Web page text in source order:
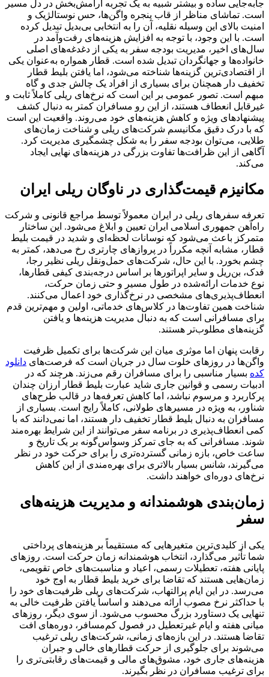
جابه‌جایی ساده و بیشتر شبیه به یک تجربه آرامش‌بخش در دل مسیر
است. تماشای مناظر از قاب پنجره واگن‌ها، حس نوستالژیک و
امنیت بالای این وسیله نقلیه، آن را به انتخابی بی‌بدیل تبدیل کرده
است. با این وجود، با توجه به افزایش هزینه‌های رفت‌وآمد در
سال‌های اخیر، مدیریت بودجه سفر به یکی از دغدغه‌های اصلی
خانواده‌ها و جهانگردان تبدیل شده است. قطار همواره به‌عنوان یکی
از اقتصادی‌ترین گزینه‌ها شناخته می‌شود، اما یافتن بلیط قطار
تخفیف دار همچنان برای بسیاری از افراد یک چالش جدی و گاه
مبهم است. تصور عمومی بر این است که نرخ‌های ریلی کاملاً ثابت و
غیرقابل انعطاف هستند، از این رو مسافران کمتر به دنبال کشف
پیشنهادهای ویژه و کاهش هزینه‌های خود می‌روند. واقعیت این است
که با درک دقیق مکانیسم شرکت‌های ریلی و شناخت زمان‌های
طلایی، می‌توان بودجه سفر را به شکل چشمگیری مدیریت کرد.
آگاهی از این ظرافت‌ها تفاوت بزرگی در هزینه‌های نهایی ایجاد
می‌کند.
مکانیزم قیمت‌گذاری در ناوگان ریلی ایران
تعرفه سفرهای ریلی در ایران معمولاً توسط مراجع قانونی و شرکت
راه‌آهن جمهوری اسلامی ایران تعیین و ابلاغ می‌شود. این ساختار
متمرکز باعث می‌شود که نوسانات لحظه‌ای و شدید در قیمت بلیط
قطار، مشابه آنچه مکرراً در پروازهای چارتری رخ می‌دهد، کمتر به
چشم بخورد. با این حال، شرکت‌های حمل‌ونقل ریلی نظیر رجا،
فدک، بن‌ریل و سایر اپراتورها بر اساس درجه‌بندی کیفی قطارها،
نوع خدمات ارائه‌شده در طول مسیر و حتی زمان حرکت،
انعطاف‌پذیری‌های مشخصی در نرخ‌گذاری خود اعمال می‌کنند.
شناخت همین تفاوت‌ها در کلاس‌های خدماتی، اولین و مهم‌ترین قدم
برای مسافرانی است که به دنبال مدیریت هزینه‌ها و یافتن
گزینه‌های مطلوب‌تر هستند.
رقابت پنهان اما موثری میان این شرکت‌ها برای تکمیل ظرفیت
واگن‌ها در روزهای خلوت سال در جریان است که فرصت‌های دانلود
کده بسیار مناسبی را برای مسافران رقم می‌زند. هرچند که در
ادبیات رسمی و قوانین جاری شاید عبارت بلیط قطار ارزان چندان
پرکاربرد و مرسوم نباشد، اما کاهش تعرفه‌ها در قالب طرح‌های
شناور، به ویژه در مسیرهای طولانی، کاملاً رایج است. بسیاری از
مسافران به دنبال بلیط قطار تخفیف دار هستند، اما نمی‌دانند که با
کمی انعطاف‌پذیری در برنامه سفر می‌توانند از این شرایط بهره‌مند
شوند. مسافرانی که به جای تمرکز وسواس‌گونه بر یک تاریخ و
ساعت خاص، بازه زمانی گسترده‌تری را برای حرکت خود در نظر
می‌گیرند، شانس بسیار بالاتری برای بهره‌مندی از این کاهش
نرخ‌های دوره‌ای خواهند داشت.
زمان‌بندی هوشمندانه و مدیریت هزینه‌های
سفر
یکی از کلیدی‌ترین متغیرهایی که مستقیماً بر هزینه‌های پرداختی
شما تأثیر می‌گذارد، انتخاب هوشمندانه زمان حرکت است. روزهای
پایانی هفته، تعطیلات رسمی، اعیاد و مناسبت‌های خاص تقویمی،
زمان‌هایی هستند که تقاضا برای خرید بلیط قطار به اوج خود
می‌رسد. در این ایام پرالتهاب، شرکت‌های ریلی ظرفیت‌های خود را
با حداکثر نرخ مصوب ارائه می‌دهند و اساساً یافتن ظرفیت خالی به
تنهایی یک دستاورد بزرگ محسوب می‌شود. از سوی دیگر، روزهای
میانی هفته و ایام غیرتعطیل در فصول کم‌مسافر، دوره‌های افت
تقاضا هستند. در این بازه‌های زمانی، شرکت‌های ریلی ترغیب
می‌شوند برای جلوگیری از حرکت قطارهای خالی و جبران
هزینه‌های جاری خود، مشوق‌های مالی و قیمت‌های رقابتی‌تری را
برای ترغیب مسافران در نظر بگیرند.